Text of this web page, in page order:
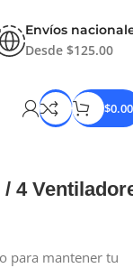
Envíos
Desde $125.00
$0.00
4
para mantener tu